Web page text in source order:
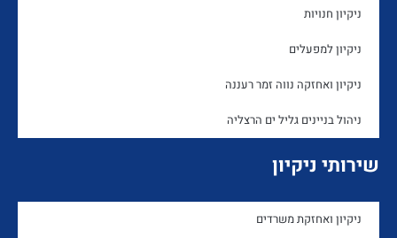
ניקיון חנויות
ניקיון למפעלים
ניקיון ואחזקה נווה זמר רעננה
ניהול בניינים גליל ים הרצליה
שירותי ניקיון
ניקיון ואחזקת משרדים